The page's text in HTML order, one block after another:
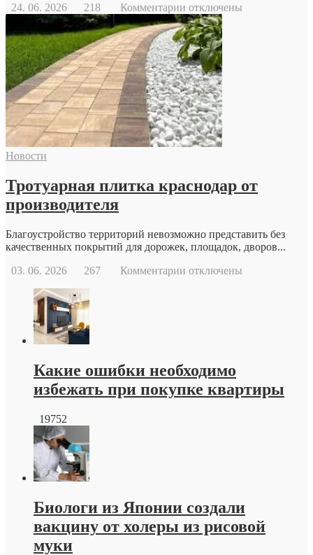
24. 06. 2026
218 Комментарии к
записи
Когда
стоит
обратиться
к
репродуктологу:
основные
причины
и
возможности
современной
отключены
Новости
Тротуарная плитка краснодар от
производителя
Благоустройство территорий невозможно представить без
качественных покрытий для дорожек, площадок, дворов...
03. 06. 2026
267 Комментарии котключены
Какие ошибки необходимо
избежать при покупке квартиры
19752
Биологи из Японии создали
вакцину от холеры из рисовой
муки